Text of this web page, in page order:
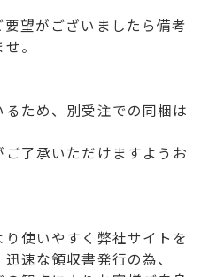
要望がございましたら備考
。
るため、別受注での同梱は
了承いただけますようお
り使いやすく弊社サイトを
速な領収書発行の為、